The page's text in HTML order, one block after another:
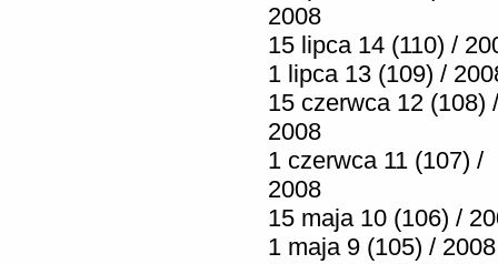
2008
15 lipca 14 (110) /
1 lipca 13 (109) /
15 czerwca 12 (108) /
2008
1 czerwca 11 (107) /
2008
15 maja 10 (106) /
1 maja 9 (105) / 2008